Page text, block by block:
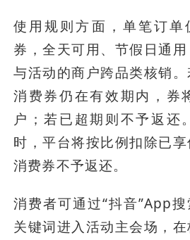
使用规则方面，单笔订
券，全天可用、节假日通
与活动的商户跨品类核销
消费券仍在有效期内，券
户；若已超期则不予返还
时，平台将按比例扣除已
消费券不予返还。
消费者可通过“抖音”App
关键词进入活动主会场，